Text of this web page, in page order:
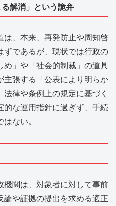
解消」という詭弁
、本来、再発防止や周知啓
ずであるが、現状では行政の
め」や「社会的制裁」の道具
主張する「公表により明らか
律や条例上の規定に基づく
的な運用指針に過ぎず、手続
ない。
機関は、対象者に対して事前
論や証拠の提出を求める適正